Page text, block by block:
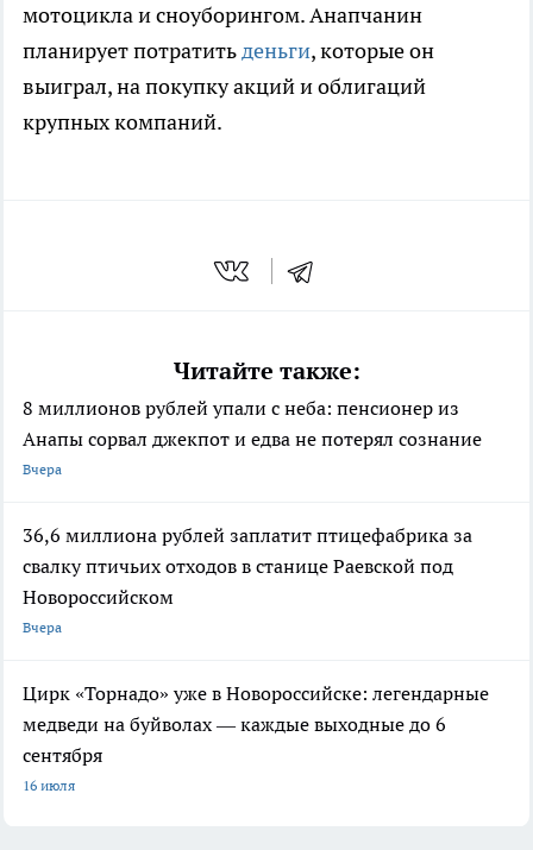
мотоцикла и сноуборингом. Анапчанин
планирует потратитьденьги, которые он
выиграл, на покупку акций и облигаций
крупных компаний.
Читайте также:
8 миллионов рублей упали с неба: пенсионер из
Анапы сорвал джекпот и едва не потерял сознание
Вчера
36,6 миллиона рублей заплатит птицефабрика за
свалку птичьих отходов в станице Раевской под
Новороссийском
Вчера
Цирк «Торнадо» уже в Новороссийске: легендарные
медведи на буйволах — каждые выходные до 6
сентября
16 июля